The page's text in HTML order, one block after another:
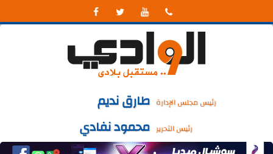
   
رئيس مجلس الإدارة طارق نديم
رئيس التحرير محمود نفادي